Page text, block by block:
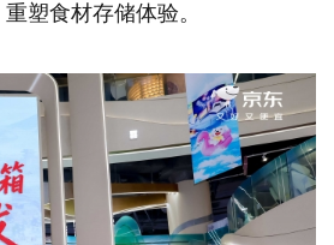
塑食材存储体验。